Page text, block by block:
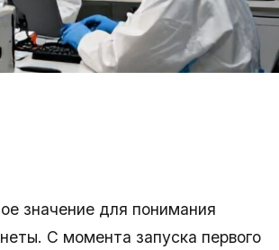
значение для понимания
С момента запуска первого